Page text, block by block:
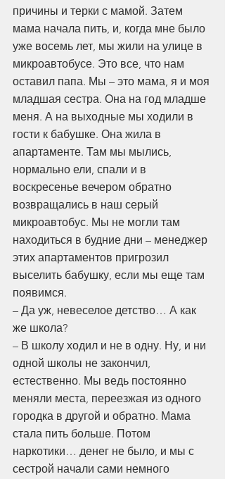
причины и терки с мамой. Затем
мама начала пить, и, когда мне было
уже восемь лет, мы жили на улице в
микроавтобусе. Это все, что нам
оставил папа. Мы – это мама, я и моя
младшая сестра. Она на год младше
меня. А на выходные мы ходили в
гости к бабушке. Она жила в
апартаменте. Там мы мылись,
нормально ели, спали и в
воскресенье вечером обратно
возвращались в наш серый
микроавтобус. Мы не могли там
находиться в будние дни – менеджер
этих апартаментов пригрозил
выселить бабушку, если мы еще там
появимся.
– Да уж, невеселое детство… А как
же школа?
– В школу ходил и не в одну. Ну, и ни
одной школы не закончил,
естественно. Мы ведь постоянно
меняли места, переезжая из одного
городка в другой и обратно. Мама
стала пить больше. Потом
наркотики… денег не было, и мы с
сестрой начали сами немного